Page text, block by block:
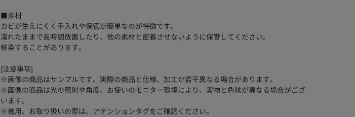
■素材
カビが生えにくく手入れや保管が簡単なのが特徴です。
濡れたままで長時間放置したり、他の素材と密着させないように保管してください。
移染することがあります。
[注意事項]
※画像の商品はサンプルです。実際の商品と仕様、加工が若干異なる場合があります。
※画像の商品は光の照射や角度、お使いのモニター環境により、実物と色味が異なる場合がござ
います。
※着用、お取り扱いの際は、アテンションタグをご確認ください。